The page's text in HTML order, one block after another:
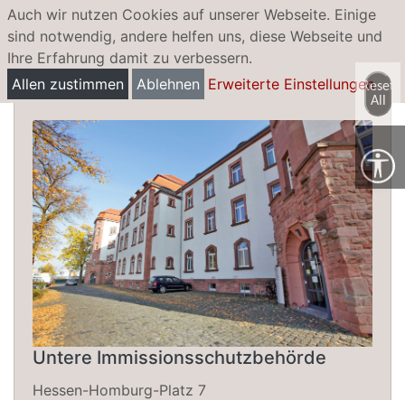
Auch wir nutzen Cookies auf unserer Webseite. Einige
sind notwendig, andere helfen uns, diese Webseite und
Ihre Erfahrung damit zu verbessern.
Allen zustimmen
Ablehnen Erweiterte Einstellungen
Umgebungslärm/Lärmaktionsplanung
Untere Immissionsschutzbehörde
Hessen-Homburg-Platz 7
Reset
All